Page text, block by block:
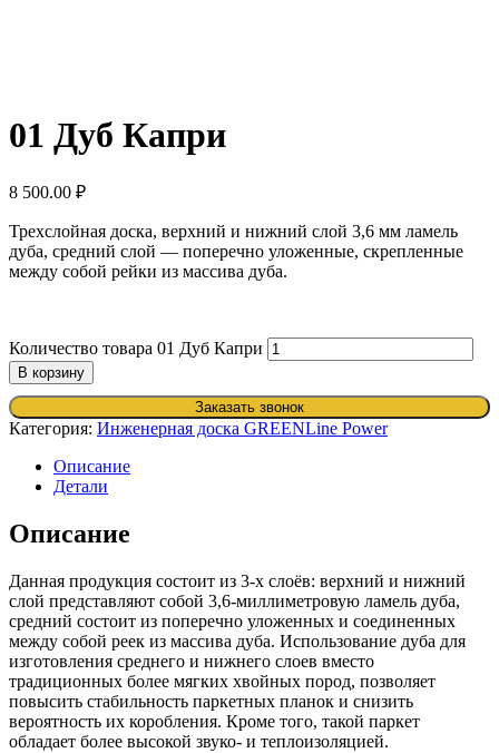
01 Дуб Капри
8 500.00 ₽
Трехслойная доска, верхний и нижний слой 3,6 мм ламель
дуба, средний слой — поперечно уложенные, скрепленные
между собой рейки из массива дуба.
Количество товара 01 Дуб Капри
В корзину
Заказать звонок
Категория: Инженерная доска GREENLine Power
Описание
Детали
Описание
Данная продукция состоит из 3-х слоёв: верхний и нижний
слой представляют собой 3,6-миллиметровую ламель дуба,
средний состоит из поперечно уложенных и соединенных
между собой реек из массива дуба. Использование дуба для
изготовления среднего и нижнего слоев вместо
традиционных более мягких хвойных пород, позволяет
повысить стабильность паркетных планок и снизить
вероятность их коробления. Кроме того, такой паркет
обладает более высокой звуко- и теплоизоляцией.